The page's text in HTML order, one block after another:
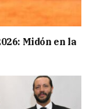
Midón en la